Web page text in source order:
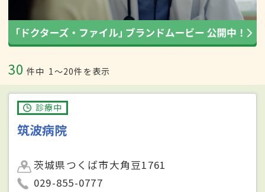
30 件中 1〜20件を表示
診療中
筑波病院
茨城県つくば市大角豆1761
029-855-0777